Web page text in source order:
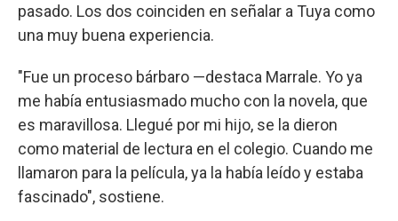
pasado. Los dos coinciden en señalar a Tuya como
una muy buena experiencia.
"Fue un proceso bárbaro —destaca Marrale. Yo ya
me había entusiasmado mucho con la novela, que
es maravillosa. Llegué por mi hijo, se la dieron
como material de lectura en el colegio. Cuando me
llamaron para la película, ya la había leído y estaba
fascinado", sostiene.